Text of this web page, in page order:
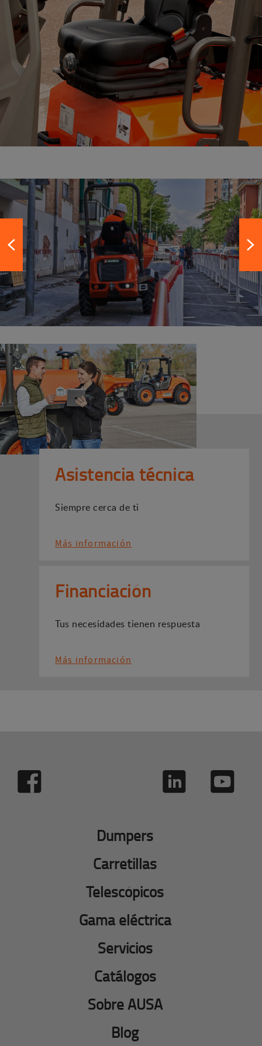
Asistencia técnica
Siempre cerca de ti
Más información
Financiación
Tus necesidades tienen respuesta
Más información
Dumpers
Carretillas
Telescópicos
Gama eléctrica
Servicios
Catálogos
Sobre AUSA
Blog